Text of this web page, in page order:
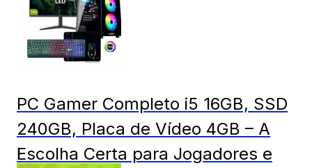
PC Gamer Completo i5 16GB, SSD
240GB, Placa de Vídeo 4GB – A
Escolha Certa para Jogadores e